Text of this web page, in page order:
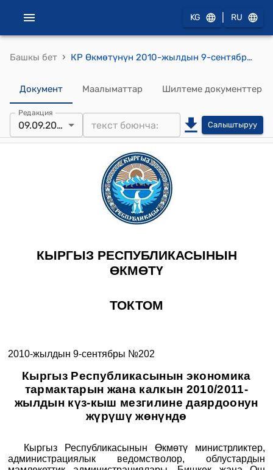
KG RU
Башкы бет › КР Өкмөтүнүн 2010-жылдын 9-сентябрындагы №202 "Кыргыз Республикасынын экономика тармактарын жана калкын 2010/2011-жылдын күз-кыш мезгилине даярдоонун жүрүшү жөнүндө
Документ Маалыматтар Шилтеме документтер
Редакция
09.09.2010 Салыштыруу